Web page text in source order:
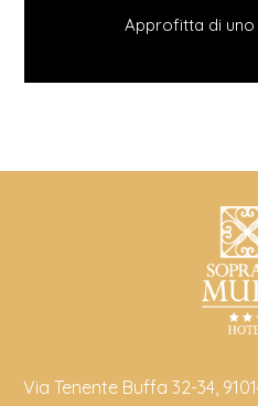
Via Tenente Buffa 32-34,